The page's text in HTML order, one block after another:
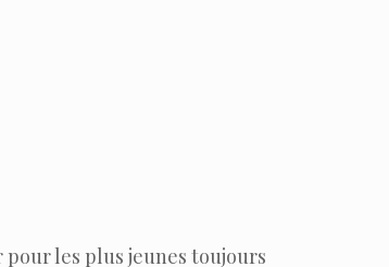
les plus jeunes toujours